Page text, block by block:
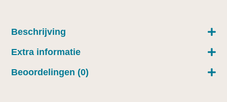
Beschrijving
Extra informatie
Beoordelingen (0)